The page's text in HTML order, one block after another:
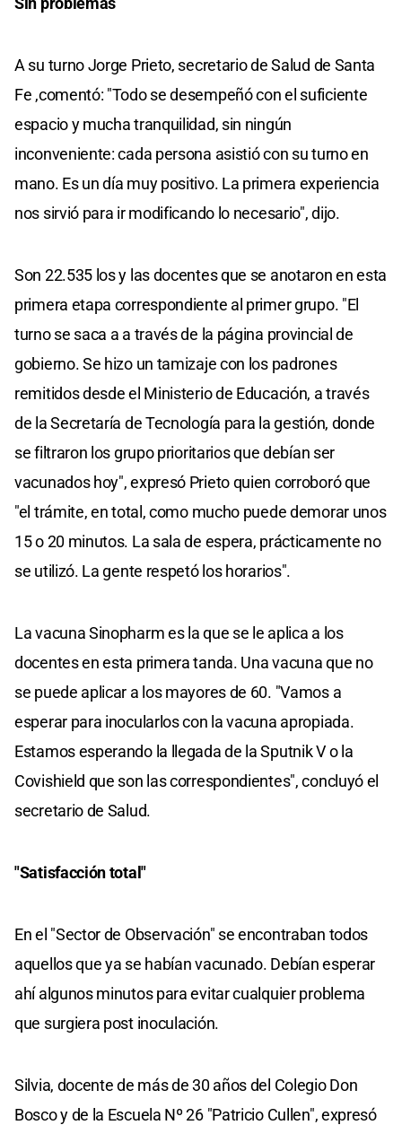
A su turno Jorge Prieto, secretario de Salud de Santa
Fe ,comentó: "Todo se desempeñó con el suficiente
espacio y mucha tranquilidad, sin ningún
inconveniente: cada persona asistió con su turno en
mano. Es un día muy positivo. La primera experiencia
nos sirvió para ir modificando lo necesario", dijo.
Son 22.535 los y las docentes que se anotaron en esta
primera etapa correspondiente al primer grupo. "El
turno se saca a a través de la página provincial de
gobierno. Se hizo un tamizaje con los padrones
remitidos desde el Ministerio de Educación, a través
de la Secretaría de Tecnología para la gestión, donde
se filtraron los grupo prioritarios que debían ser
vacunados hoy", expresó Prieto quien corroboró que
"el trámite, en total, como mucho puede demorar unos
15 o 20 minutos. La sala de espera, prácticamente no
se utilizó. La gente respetó los horarios".
La vacuna Sinopharm es la que se le aplica a los
docentes en esta primera tanda. Una vacuna que no
se puede aplicar a los mayores de 60. "Vamos a
esperar para inocularlos con la vacuna apropiada.
Estamos esperando la llegada de la Sputnik V o la
Covishield que son las correspondientes", concluyó el
secretario de Salud.
"Satisfacción total"
En el "Sector de Observación" se encontraban todos
aquellos que ya se habían vacunado. Debían esperar
ahí algunos minutos para evitar cualquier problema
que surgiera post inoculación.
Silvia, docente de más de 30 años del Colegio Don
Bosco y de la Escuela Nº 26 "Patricio Cullen", expresó